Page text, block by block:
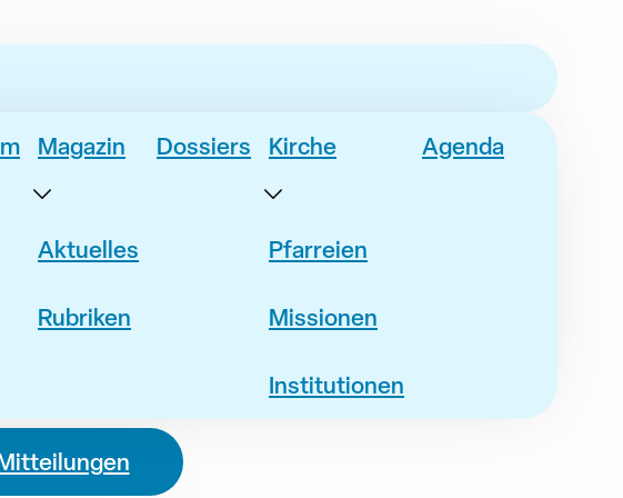
Magazin
Aktuelles
Rubriken
Dossiers Kirche
Pfarreien
Missionen
Institutionen
Agenda